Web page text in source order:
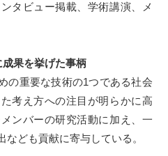
タビュー掲載、学術講演、メ
果を挙げた事柄
の重要な技術の1つである社会
考え方への注目が明らかに高
ンバーの研究活動に加え、一
ども貢献に寄与している。